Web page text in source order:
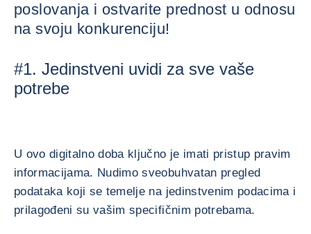
poslovanja i ostvarite prednost u odnosu
na svoju konkurenciju!
#1. Jedinstveni uvidi za sve vaše
potrebe
U ovo digitalno doba ključno je imati pristup pravim
informacijama. Nudimo sveobuhvatan pregled
podataka koji se temelje na jedinstvenim podacima i
prilagođeni su vašim specifičnim potrebama.